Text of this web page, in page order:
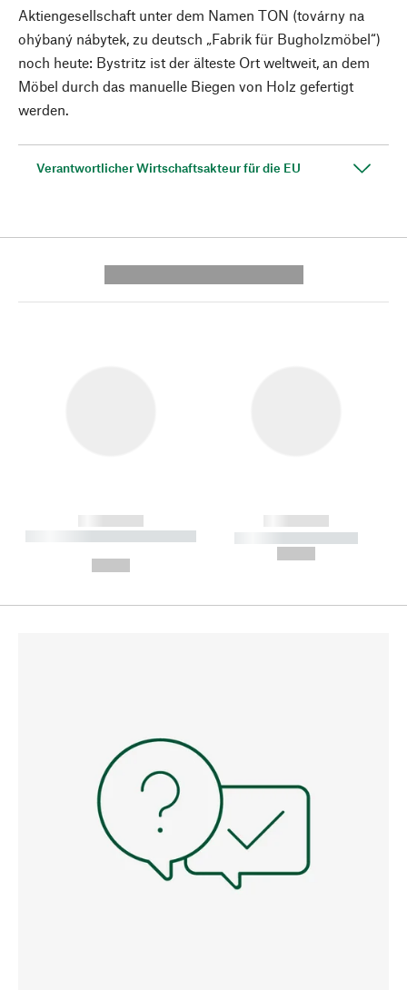
Aktiengesellschaft unter dem Namen TON (továrny na
ohýbaný nábytek, zu deutsch „Fabrik für Bugholzmöbel“)
noch heute: Bystritz ist der älteste Ort weltweit, an dem
Möbel durch das manuelle Biegen von Holz gefertigt
werden.
Verantwortlicher Wirtschaftsakteur für die EU
------------
----------- ----------- --------
------------
----------- -----------